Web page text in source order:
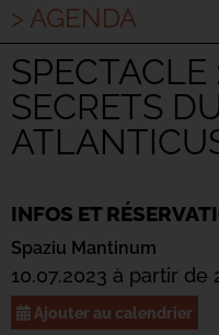
> AGENDA
SPECTACLE
SECRETS
INFOS ET
Spaziu Mantinum
10.07.2023 à partir de
Ajouter au calendrier